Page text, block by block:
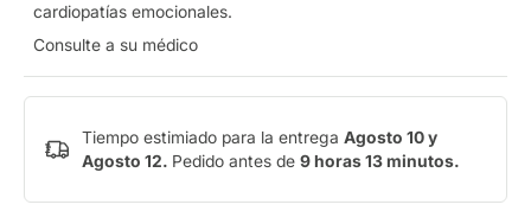
cardiopatías emocionales.
Consulte a su médico
Tiempo estimiado para la entrega Agosto 10 y
Agosto 12. Pedido antes de 9 horas 13 minutos.